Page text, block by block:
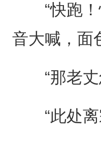
“快跑！
音大喊，面
“那老丈
“此处离